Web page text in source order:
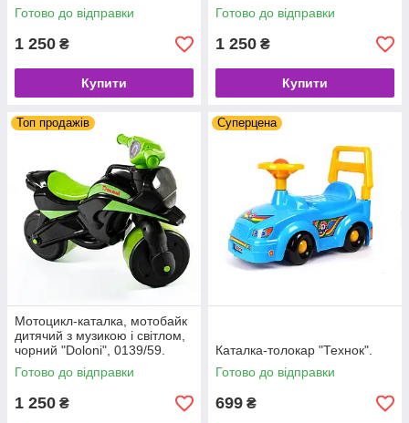
Готово до відправки
1 250 ₴
Купити
Готово до відправки
1 250 ₴
Купити
Топ продажів
Мотоцикл-каталка, мотобайк
дитячий з музикою і світлом,
чорний "Doloni", 0139/59.
Готово до відправки
1 250 ₴
Суперцена
Каталка-толокар "Технок".
Готово до відправки
699 ₴